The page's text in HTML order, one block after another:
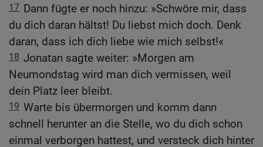
17 Dann fügte er noch hinzu: »Schwöre mir, dass
du dich daran hältst! Du liebst mich doch. Denk
daran, dass ich dich liebe wie mich selbst!«
18 Jonatan sagte weiter: »Morgen am
Neumondstag wird man dich vermissen, weil
dein Platz leer bleibt.
19 Warte bis übermorgen und komm dann
schnell herunter an die Stelle, wo du dich schon
einmal verborgen hattest, und versteck dich hinter